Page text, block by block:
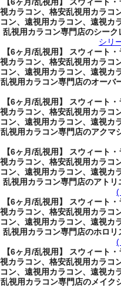
視カラコン、格安乱視用カラコ
コン、遠視用カラコン、遠視カ
乱視用カラコン専門店のシー
シリ
【6ヶ月/乱視用】 スウィート
視カラコン、格安乱視用カラコ
コン、遠視用カラコン、遠視カ
乱視用カラコン専門店のオーバ
【6ヶ月/乱視用】 スウィート
視カラコン、格安乱視用カラコ
コン、遠視用カラコン、遠視カ
乱視用カラコン専門店のアクマ
【6ヶ月/乱視用】 スウィート
視カラコン、格安乱視用カラコ
コン、遠視用カラコン、遠視カ
乱視用カラコン専門店のアト
(
【6ヶ月/乱視用】 スウィート
視カラコン、格安乱視用カラコ
コン、遠視用カラコン、遠視カ
乱視用カラコン専門店のホロ
(
【6ヶ月/乱視用】 スウィート
視カラコン、格安乱視用カラコ
コン、遠視用カラコン、遠視カ
乱視用カラコン専門店のメイク